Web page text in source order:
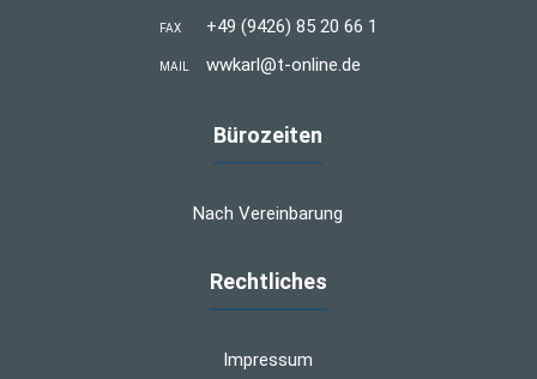
FAX +49 (9426) 85 20 66 1
MAIL wwkarl@t-online.de
Bürozeiten
Nach Vereinbarung
Rechtliches
Impressum